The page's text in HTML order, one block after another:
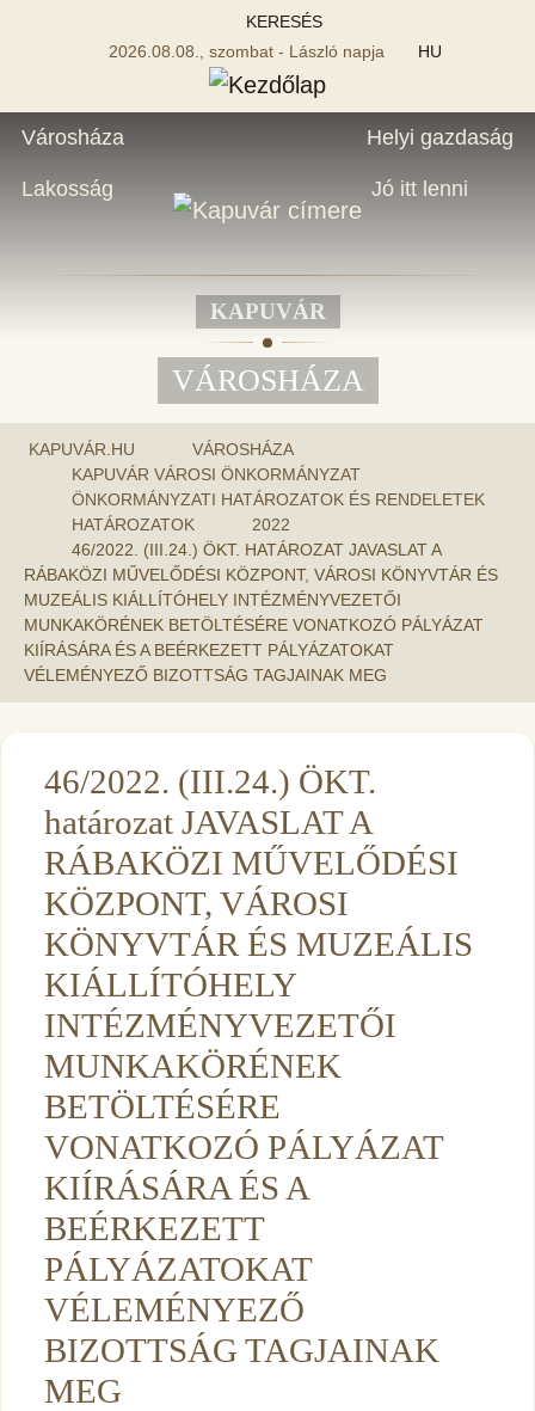
KERESÉS
2026.08.08., szombat - László napja
HU
Városháza
Lakosság
Helyi gazdaság
Jó itt lenni
KAPUVÁR
VÁROSHÁZA
KAPUVÁR.HU
VÁROSHÁZA
KAPUVÁR VÁROSI ÖNKORMÁNYZAT
ÖNKORMÁNYZATI HATÁROZATOK ÉS RENDELETEK
HATÁROZATOK
2022
46/2022. (III.24.) ÖKT. HATÁROZAT JAVASLAT A
RÁBAKÖZI MŰVELŐDÉSI KÖZPONT, VÁROSI KÖNYVTÁR ÉS
MUZEÁLIS KIÁLLÍTÓHELY INTÉZMÉNYVEZETŐI
MUNKAKÖRÉNEK BETÖLTÉSÉRE VONATKOZÓ PÁLYÁZAT
KIÍRÁSÁRA ÉS A BEÉRKEZETT PÁLYÁZATOKAT
VÉLEMÉNYEZŐ BIZOTTSÁG TAGJAINAK MEG
46/2022. (III.24.) ÖKT.
határozat JAVASLAT A
RÁBAKÖZI MŰVELŐDÉSI
KÖZPONT, VÁROSI
KÖNYVTÁR ÉS MUZEÁLIS
KIÁLLÍTÓHELY
INTÉZMÉNYVEZETŐI
MUNKAKÖRÉNEK
BETÖLTÉSÉRE
VONATKOZÓ PÁLYÁZAT
KIÍRÁSÁRA ÉS A
BEÉRKEZETT
PÁLYÁZATOKAT
VÉLEMÉNYEZŐ
BIZOTTSÁG TAGJAINAK
MEG